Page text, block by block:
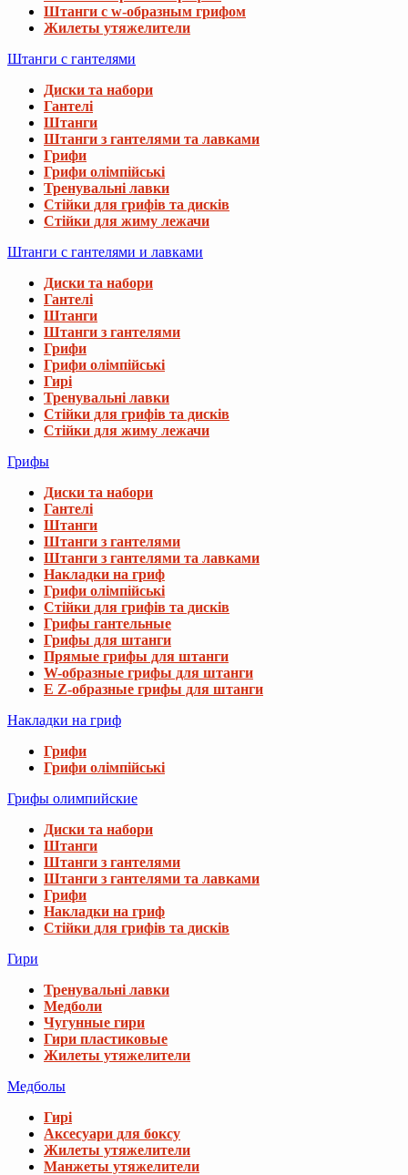
Штанги с w-образным грифом
Жилеты утяжелители
Штанги с гантелями
Диски та набори
Гантелі
Штанги
Штанги з гантелями та лавками
Грифи
Грифи олімпійські
Тренувальні лавки
Стійки для грифів та дисків
Стійки для жиму лежачи
Штанги с гантелями и лавками
Диски та набори
Гантелі
Штанги
Штанги з гантелями
Грифи
Грифи олімпійські
Гирі
Тренувальні лавки
Стійки для грифів та дисків
Стійки для жиму лежачи
Грифы
Диски та набори
Гантелі
Штанги
Штанги з гантелями
Штанги з гантелями та лавками
Накладки на гриф
Грифи олімпійські
Стійки для грифів та дисків
Грифы гантельные
Грифы для штанги
Прямые грифы для штанги
W-образные грифы для штанги
E Z-образные грифы для штанги
Накладки на гриф
Грифи
Грифи олімпійські
Грифы олимпийские
Диски та набори
Штанги
Штанги з гантелями
Штанги з гантелями та лавками
Грифи
Накладки на гриф
Стійки для грифів та дисків
Гири
Тренувальні лавки
Медболи
Чугунные гири
Гири пластиковые
Жилеты утяжелители
Медболы
Гирі
Аксесуари для боксу
Жилеты утяжелители
Манжеты утяжелители